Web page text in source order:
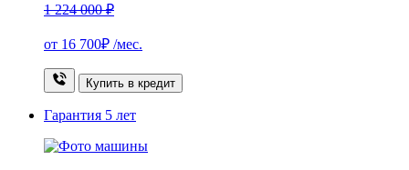
1 224 000 ₽
от 16 700₽ /мес.
Купить в кредит
Гарантия 5 лет